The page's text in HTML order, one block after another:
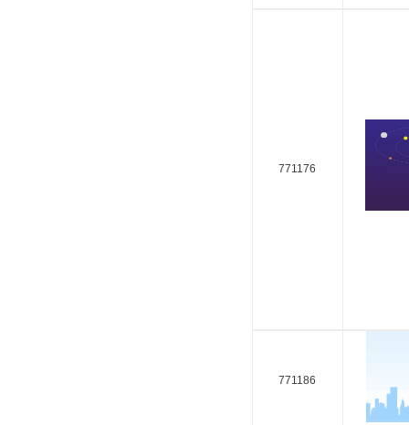
771176
771186